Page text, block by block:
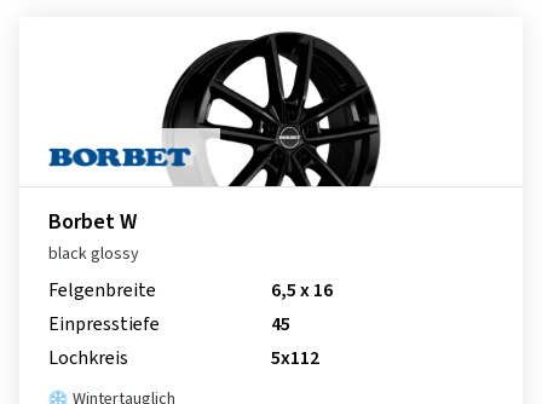
Borbet W
black glossy
Felgenbreite
6,5 x 16
Einpresstiefe
45
Lochkreis
5x112